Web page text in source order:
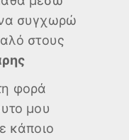
συγχωρώ
στους
φορά
μου
κάποιο